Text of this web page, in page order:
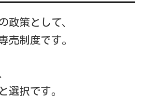
政策として、
売制度です。
選択です。